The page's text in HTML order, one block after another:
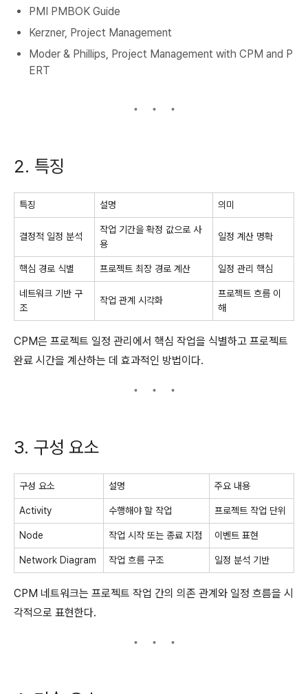
PMI PMBOK Guide
Kerzner, Project Management
Moder & Phillips, Project Management with CPM and P
ERT
2. 특징
특징 설명 의미
결정적 일정 분석
작업 기간을 확정 값으로 사
용
일정 계산 명확
핵심 경로 식별 프로젝트 최장 경로 계산 일정 관리 핵심
네트워크 기반 구
조
작업 관계 시각화
프로젝트 흐름 이
해
CPM은 프로젝트 일정 관리에서 핵심 작업을 식별하고 프로젝트
완료 시간을 계산하는 데 효과적인 방법이다.
3. 구성 요소
구성 요소 설명 주요 내용
Activity 수행해야 할 작업 프로젝트 작업 단위
Node 작업 시작 또는 종료 지점 이벤트 표현
Network Diagram 작업 흐름 구조 일정 분석 기반
CPM 네트워크는 프로젝트 작업 간의 의존 관계와 일정 흐름을 시
각적으로 표현한다.